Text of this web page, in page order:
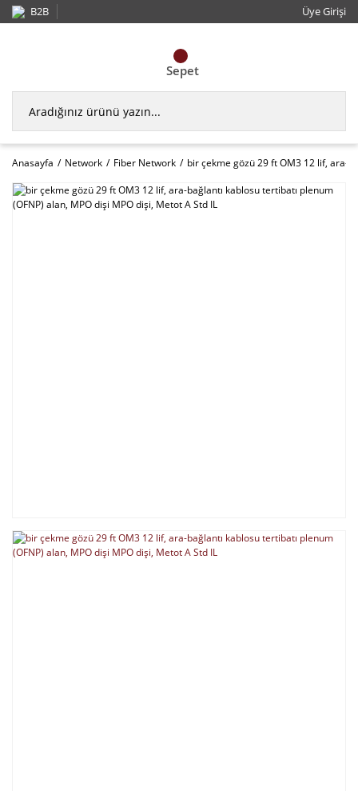
B2B Üye Girişi
Sepet
Anasayfa Network Fiber Network bir çekme gözü 29 ft OM3 12 lif, ara-